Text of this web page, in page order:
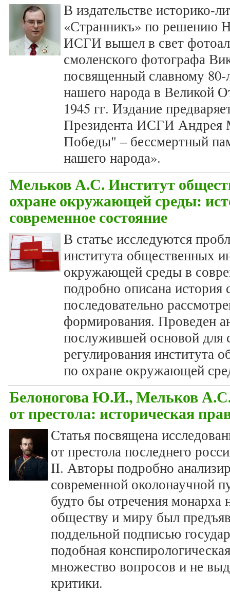
В издательстве историко-
«Странникъ» по решению
ИСГИ вышел в свет
смоленского фотографа
посвященный славному
нашего народа в Великой
1945 гг. Издание
Президента ИСГИ Андрея
Победы" – бессмертный
нашего народа».
Мельков А.С. Институт
охране окружающей среды:
современное состояние
В статье исследуются
института общественных
окружающей среды в
подробно описана история
последовательно
формирования. Проведен
послужившей основой для
регулирования института
по охране окружающей
Белоногова Ю.И., Мельков
от престола: историческая
Статья посвящена
от престола последнего
II. Авторы подробно
современной околонаучной
будто бы отречения монарха
обществу и миру был
поддельной подписью
подобная
множество вопросов и не
критики.